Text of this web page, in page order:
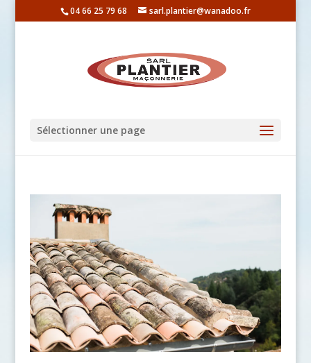
04 66 25 79 68 sarl.plantier@wanadoo.fr
Sélectionner une page